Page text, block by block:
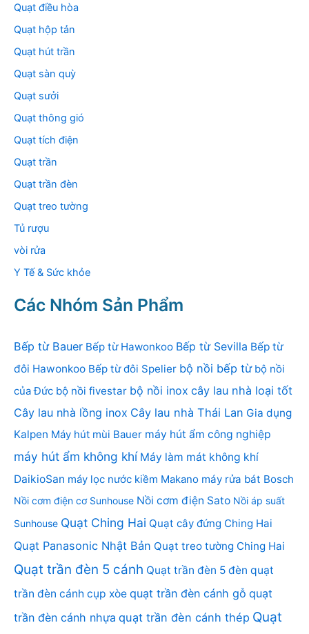
Quạt điều hòa
Quạt hộp tản
Quạt hút trần
Quạt sàn quỳ
Quạt sưởi
Quạt thông gió
Quạt tích điện
Quạt trần
Quạt trần đèn
Quạt treo tường
Tủ rượu
vòi rửa
Y Tế & Sức khỏe
Các Nhóm Sản Phẩm
Bếp từ Bauer Bếp từ Hawonkoo Bếp từ Sevilla Bếp từ
đôi Hawonkoo Bếp từ đôi Spelier bộ nồi bếp từ bộ nồi
của Đức bộ nồi fivestar bộ nồi inox cây lau nhà loại tốt
Cây lau nhà lồng inox Cây lau nhà Thái Lan Gia dụng
Kalpen Máy hút mùi Bauer máy hút ẩm công nghiệp
máy hút ẩm không khí Máy làm mát không khí
DaikioSan máy lọc nước kiềm Makano máy rửa bát Bosch
Nồi cơm điện cơ Sunhouse Nồi cơm điện Sato Nồi áp suất
Sunhouse Quạt Ching Hai Quạt cây đứng Ching Hai
Quạt Panasonic Nhật Bản Quạt treo tường Ching Hai
Quạt trần đèn 5 cánh Quạt trần đèn 5 đèn quạt
trần đèn cánh cụp xòe quạt trần đèn cánh gỗ quạt
trần đèn cánh nhựa quạt trần đèn cánh thép Quạt